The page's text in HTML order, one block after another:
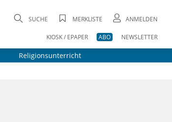
SUCHE MERKLISTE ANMELDEN
KIOSK / EPAPER ABO NEWSLETTER
Religionsunterricht